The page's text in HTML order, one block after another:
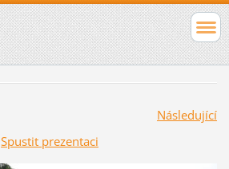
Následující
Spustit prezentaci